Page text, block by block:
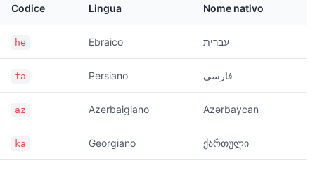
Codice Lingua Nome nativo
he Ebraico עברית
fa Persiano فارسی
az Azerbaigiano Azərbaycan
ka Georgiano ქართული